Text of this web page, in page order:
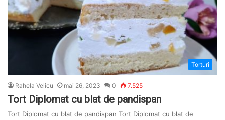
Torturi
Rahela Velicu mai 26, 2023 0 7.525
Tort Diplomat cu blat de pandispan
Tort Diplomat cu blat de pandispan Tort Diplomat cu blat de